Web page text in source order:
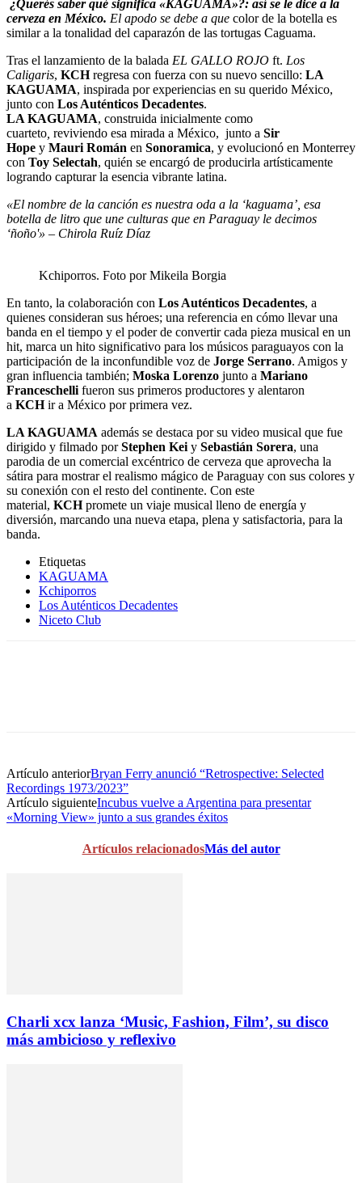
¿Querés saber qué significa «KAGUAMA»?: así se le dice a la
cerveza en México. El apodo se debe a que color de la botella es
similar a la tonalidad del caparazón de las tortugas Caguama.
Tras el lanzamiento de la balada EL GALLO ROJO ft. Los
Caligaris, KCHregresa con fuerza con su nuevo sencillo: LA
KAGUAMA, inspirada por experiencias en su querido México,
junto con Los Auténticos Decadentes.
LA KAGUAMA, construida inicialmente como
cuarteto reviviendo esa mirada a México, junto a Sir
Hope y Mauri Román en Sonoramica, y evolucionó en Monterrey
con Toy Selectah, quién se encargó de producirla artísticamente
logrando capturar la esencia vibrante latina.
«El nombre de la canción es nuestra oda a la ‘kaguama’, esa
botella de litro que une culturas que en Paraguay le decimos
‘ñoño'» – Chirola Ruíz Díaz
Kchiporros. Foto por Mikeila Borgia
En tanto, la colaboración con Los Auténticos Decadentes, a
quienes consideran sus héroes; una referencia en cómo llevar una
banda en el tiempo y el poder de convertir cada pieza musical en un
hit, marca un hito significativo para los músicos paraguayos con la
participación de la inconfundible voz de Jorge Serrano. Amigos y
gran influencia también; Moska Lorenzo junto a Mariano
Franceschelli fueron sus primeros productores y alentaron
a KCHir a México por primera vez.
LA KAGUAMA además se destaca por su video musical que fue
dirigido y filmado porStephen Kei y Sebastián Sorera, una
parodia de un comercial excéntrico de cerveza que aprovecha la
sátira para mostrar el realismo mágico de Paraguay con sus colores y
su conexión con el resto del continente. Con este
material, KCHpromete un viaje musical lleno de energía y
diversión, marcando una nueva etapa, plena y satisfactoria, para la
banda.
Etiquetas
KAGUAMA
Kchiporros
Los Auténticos Decadentes
Niceto Club
Artículo anteriorBryan Ferry anunció “Retrospective: Selected
Recordings 1973/2023”
Artículo siguienteIncubus vuelve a Argentina para presentar
«Morning View» junto a sus grandes éxitos
Artículos relacionadosMás del autor
Charli xcx lanza ‘Music, Fashion, Film’, su disco
más ambicioso y reflexivo